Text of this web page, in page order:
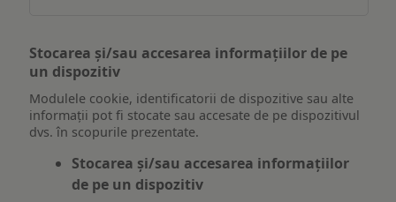
Stocarea și/sau accesarea informațiilor de pe
un dispozitiv
Modulele cookie, identificatorii de dispozitive sau alte
informații pot fi stocate sau accesate de pe dispozitivul
dvs. în scopurile prezentate.
Stocarea și/sau accesarea informațiilor
de pe un dispozitiv